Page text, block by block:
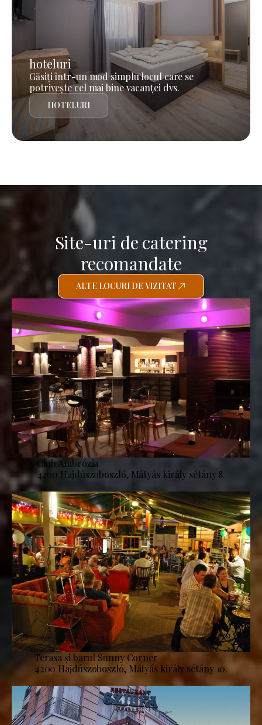
hoteluri
Găsiți într-un mod simplu locul care se
potrivește cel mai bine vacanței dvs.
HOTELURI
Site-uri de catering
recomandate
ALTE LOCURI DE VIZITAT
Club Ambrózia
4200 Hajdúszoboszló, Mátyás király sétány 8.
Terasa și barul Sunny Corner
4200 Hajdúszoboszló, Mátyás király sétány 10.